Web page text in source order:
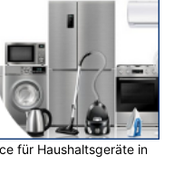
für Haushaltsgeräte in